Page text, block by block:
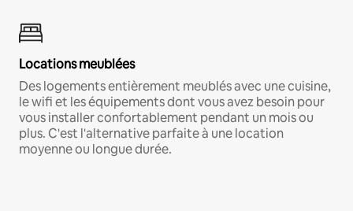
Locations meublées
Des logements entièrement meublés avec une cuisine,
le wifi et les équipements dont vous avez besoin pour
vous installer confortablement pendant un mois ou
plus. C'est l'alternative parfaite à une location
moyenne ou longue durée.